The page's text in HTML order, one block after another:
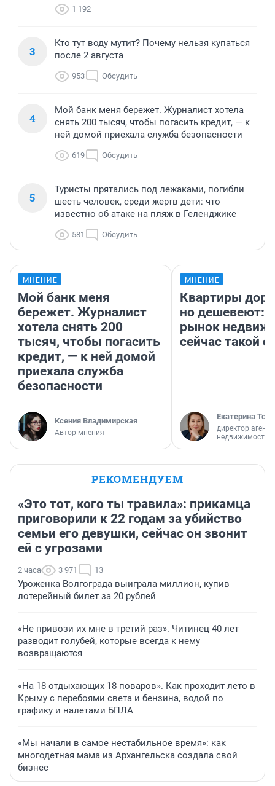
1 192
3
Кто тут воду мутит? Почему нельзя купаться
после 2 августа
953 Обсудить
4
Мой банк меня бережет. Журналист хотела
снять 200 тысяч, чтобы погасить кредит, — к
ней домой приехала служба безопасности
619 Обсудить
5
Туристы прятались под лежаками, погибли
шесть человек, среди жертв дети: что
известно об атаке на пляж в Геленджике
581 Обсудить
МНЕНИЕ
Мой банк меня
бережет. Журналист
хотела снять 200
тысяч, чтобы погасить
кредит, — к ней домой
приехала служба
безопасности
Ксения Владимирская
Автор мнения
МНЕНИЕ
Квартиры
но дешевеют:
рынок
сейчас такой
Екатерина
директор
недвижимости
РЕКОМЕНДУЕМ
«Это тот, кого ты травила»: прикамца
приговорили к 22 годам за убийство
семьи его девушки, сейчас он звонит
ей с угрозами
2 часа 3 971 13
Уроженка Волгограда выиграла миллион, купив
лотерейный билет за 20 рублей
«Не привози их мне в третий раз». Читинец 40 лет
разводит голубей, которые всегда к нему
возвращаются
«На 18 отдыхающих 18 поваров». Как проходит лето в
Крыму с перебоями света и бензина, водой по
графику и налетами БПЛА
«Мы начали в самое нестабильное время»: как
многодетная мама из Архангельска создала свой
бизнес